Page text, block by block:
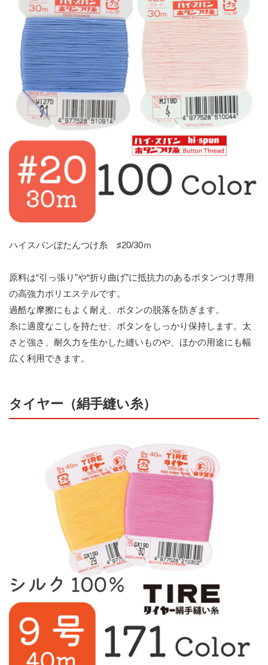
ハイスパンぼたんつけ糸 ♯20/30ｍ
原料は“引っ張り”や“折り曲げ”に抵抗力のあるボタンつけ専用
の高強力ポリエステルです。
過酷な摩擦にもよく耐え、ボタンの脱落を防ぎます。
糸に適度なこしを持たせ、ボタンをしっかり保持します。太
さと強さ、耐久力を生かした縫いものや、ほかの用途にも幅
広く利用できます。
タイヤー（絹手縫い糸）